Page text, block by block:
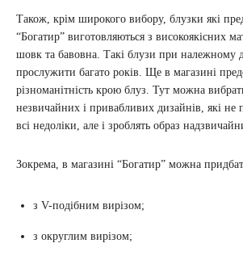
Також, крім широкого вибору, блузки які
“Богатир” виготовляються з високоякісних
шовк та бавовна. Такі блузи при належному
прослужити багато років. Ще в магазині
різноманітність крою блуз. Тут можна
незвичайних і привабливих дизайнів, які не
всі недоліки, але і зроблять образ
Зокрема, в магазині “Богатир” можна
з V-подібним вирізом;
з округлим вирізом;